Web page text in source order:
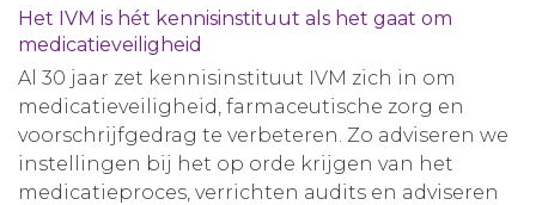
Het IVM is hét kennisinstituut als het gaat om
medicatieveiligheid
Al 30 jaar zet kennisinstituut IVM zich in om
medicatieveiligheid, farmaceutische zorg en
voorschrijfgedrag te verbeteren. Zo adviseren we
instellingen bij het op orde krijgen van het
medicatieproces, verrichten audits en adviseren